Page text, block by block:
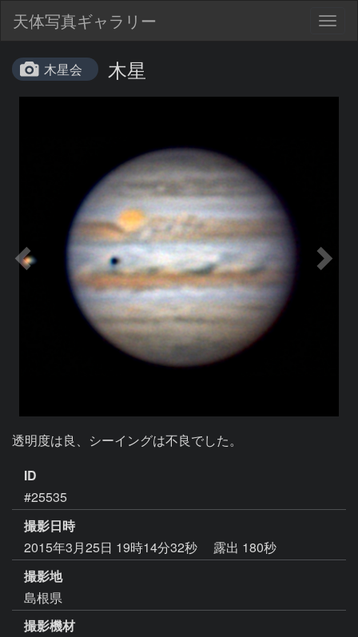
天体写真ギャラリー
木星会 木星
透明度は良、シーイングは不良でした。
ID
#25535
撮影日時
2015年3月25日 19時14分32秒
露出 180秒
撮影地
島根県
撮影機材